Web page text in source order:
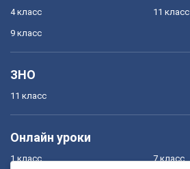
4 класс
9 класс
11 класс
ЗНО
11 класс
Онлайн уроки
1 класс 7 класс